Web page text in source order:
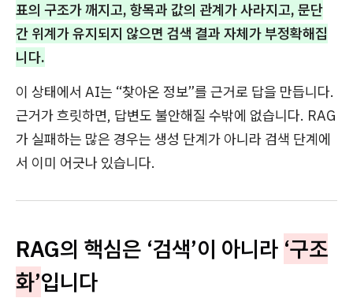
표의 구조가 깨지고, 항목과 값의 관계가 사라지고, 문단
간 위계가 유지되지 않으면 검색 결과 자체가 부정확해집
니다.
이 상태에서 AI는 “찾아온 정보”를 근거로 답을 만듭니다.
근거가 흐릿하면, 답변도 불안해질 수밖에 없습니다. RAG
가 실패하는 많은 경우는 생성 단계가 아니라 검색 단계에
서 이미 어긋나 있습니다.
RAG의 핵심은 ‘검색’이 아니라 ‘구조
화’입니다